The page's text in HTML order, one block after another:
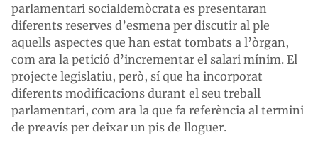
parlamentari socialdemòcrata es presentaran
diferents reserves d’esmena per discutir al ple
aquells aspectes que han estat tombats a l’òrgan,
com ara la petició d’incrementar el salari mínim. El
projecte legislatiu, però, sí que ha incorporat
diferents modificacions durant el seu treball
parlamentari, com ara la que fa referència al termini
de preavís per deixar un pis de lloguer.